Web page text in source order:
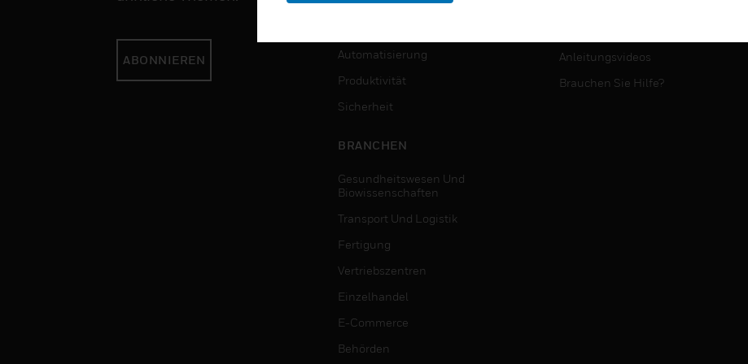
ABONNIEREN
Automatisierung
Produktivität
Sicherheit
BRANCHEN
Gesundheitswesen Und
Biowissenschaften
Transport Und Logistik
Fertigung
Vertriebszentren
Einzelhandel
E-Commerce
Behörden
Anleitungsvideos
Brauchen Sie Hilfe?